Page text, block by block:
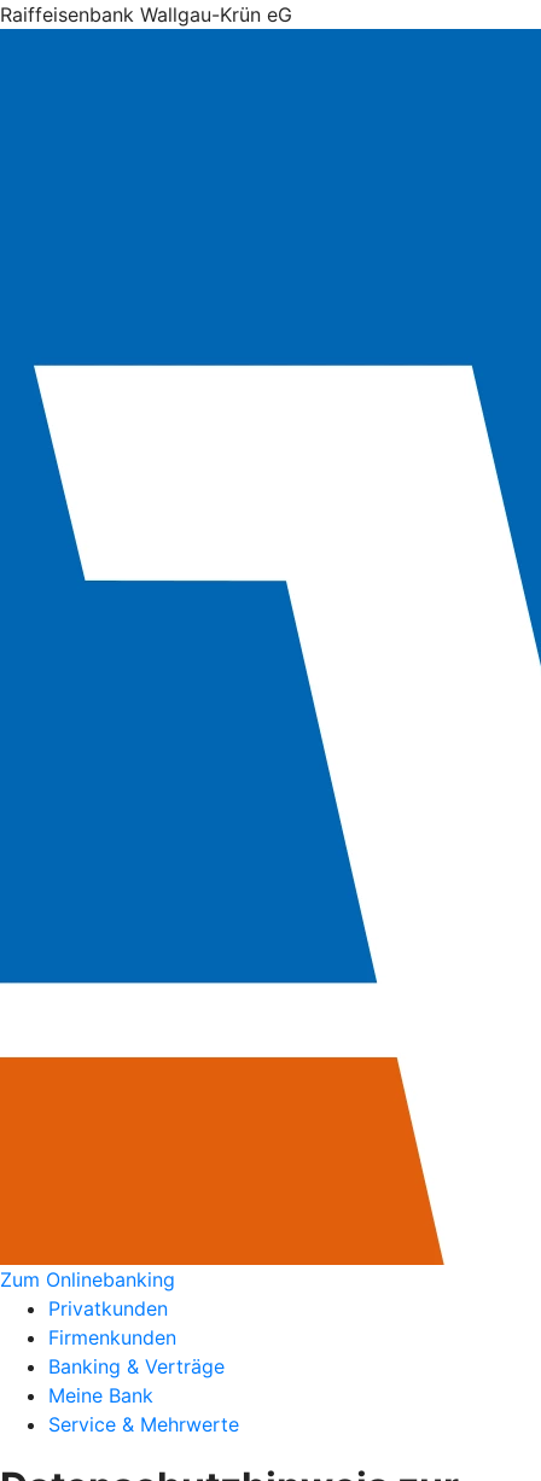
Raiffeisenbank Wallgau-Krün eG
Zum Onlinebanking
Privatkunden
Firmenkunden
Banking & Verträge
Meine Bank
Service & Mehrwerte